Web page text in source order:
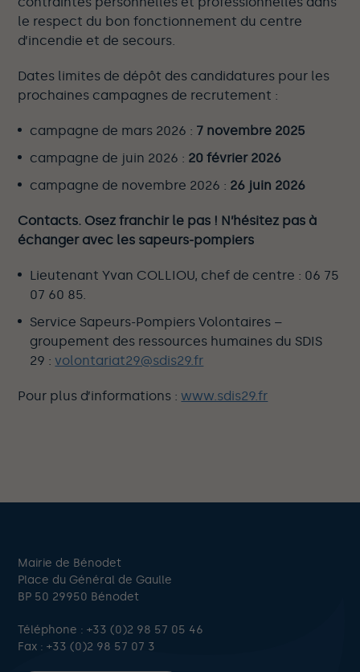
le respect du bon fonctionnement du centre
d’incendie et de secours.
Dates limites de dépôt des candidatures pour les
prochaines campagnes de recrutement :
campagne de mars 2026 : 7 novembre 2025
campagne de juin 2026 : 20 février 2026
campagne de novembre 2026 : 26 juin 2026
Contacts. Osez franchir le pas ! N’hésitez pas à
échanger avec les sapeurs-pompiers
Lieutenant Yvan COLLIOU, chef de centre : 06 75
07 60 85.
Service Sapeurs-Pompiers Volontaires –
groupement des ressources humaines du SDIS
29 :volontariat29@sdis29.fr
Pour plus d’informations :www.sdis29.fr
Mairie de Bénodet
Place du Général de Gaulle
BP 50 29950 Bénodet
Téléphone :+33 (0)2 98 57 05 46
Fax : +33 (0)2 98 57 07 3